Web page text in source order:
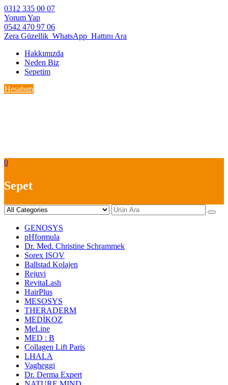
Skip
to
content
0312 335 00 07
Yorum Yap
0542 470 97 06
Zera Güzellik_WhatsApp_Hattını Ara
Hakkımızda
Neden Biz
Sepetim
Hesabım
0
Sepet
GENOSYS
pHformula
Dr. Med. Christine Schrammek
Sorex ISOV
Ballstad Kolajen
Rejuvi
RevitaLash
HairPlus
MESOSYS
THERADERM
MEDİKOZ
MeLine
MED : B
Collagen Lift Paris
LHALA
Vagheggi
Dr. Derma Expert